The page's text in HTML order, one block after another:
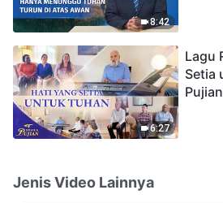
8:42
6:27
Lagu
Setia
Jenis Video Lainnya